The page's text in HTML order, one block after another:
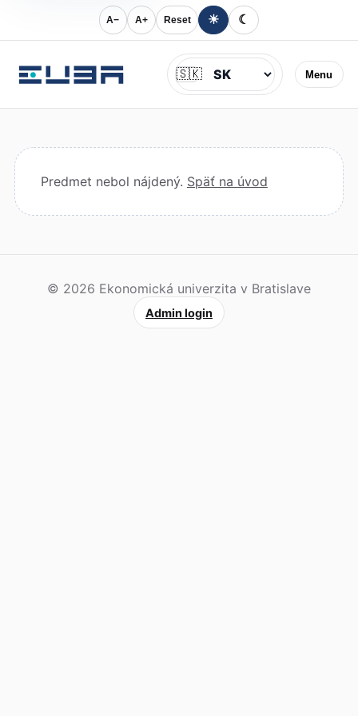
A− A+ Reset ☀ ☾
Menu
Jazyk
🇸🇰
Predmet nebol nájdený. Späť na úvod
© 2026 Ekonomická univerzita v Bratislave
Admin login